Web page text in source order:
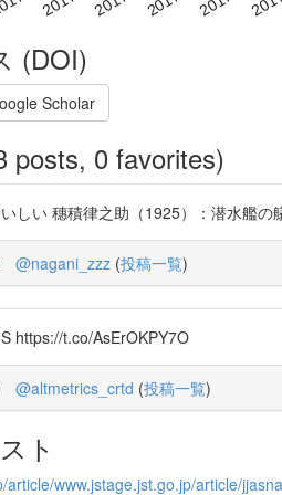
(DOI)
Scholar
posts, 0 favorites)
しい 穗積律之助（1925）：潜水艦
@nagani_zzz (投稿一覧)
https://t.co/AsErOKPY7O
@altmetrics_crtd (投稿一覧)
ト
article/www.jstage.jst.go.jp/article/